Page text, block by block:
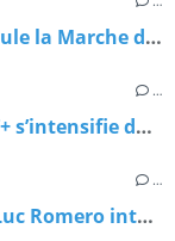
Faches-Thumesnil : Brice Lauret annule la Marche des Fiertés, la résistance s’organise
…
Biélorussie : La répression anti-LGBT+ s’intensifie dans l’ombre du Kremlin
…
Persécution LGBT au Sénégal : Jean-Luc Romero interpelle Macron et lance une pétition d’urgence